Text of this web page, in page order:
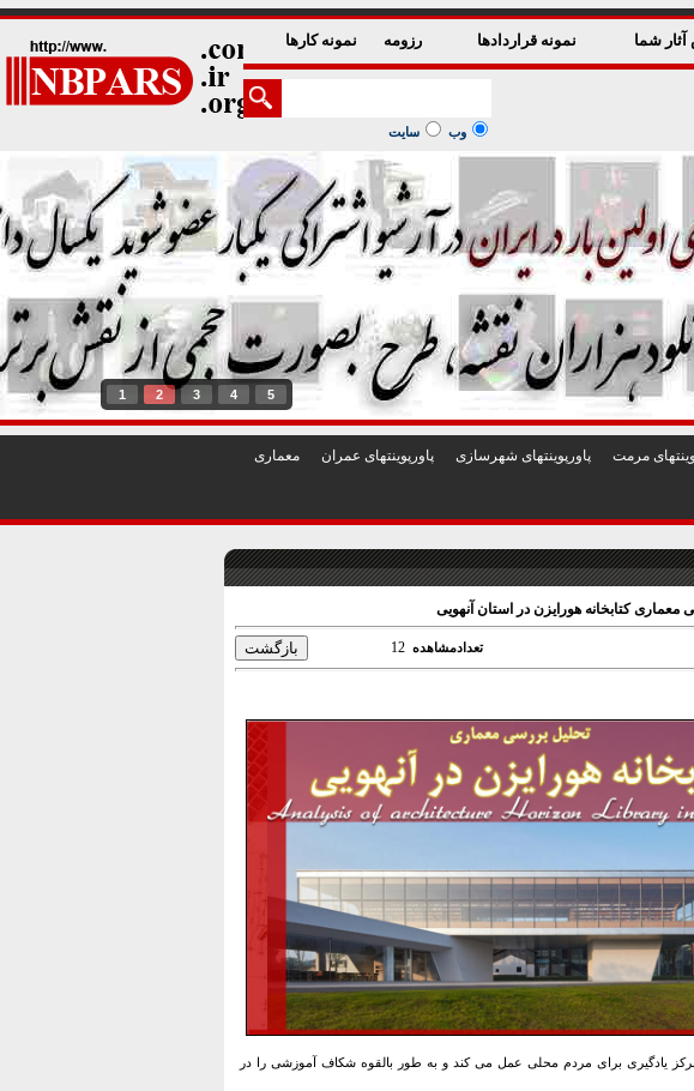
شما نمونه قراردادها رزومه نمونه کارها
وب سایت
1 2 3 4 5
مرمت پاورپوينتهای شهرسازی پاورپوينتهای عمران معماری
معماری کتابخانه هورایزن در استان آنهویی
تعدادمشاهده 12
یادگیری برای مردم محلی عمل می کند و به طور بالقوه شکاف آموزشی را در